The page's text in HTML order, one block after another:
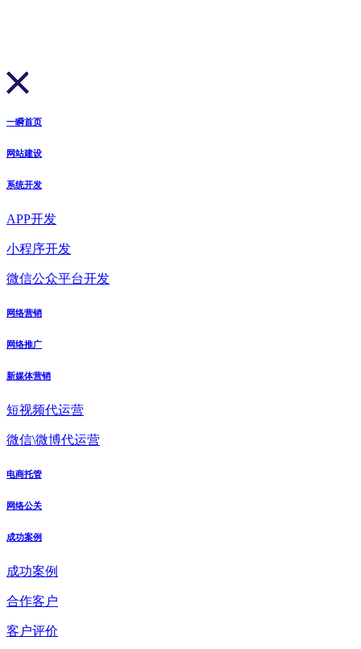
一瞬首页
网站建设
系统开发
APP开发
小程序开发
微信公众平台开发
网络营销
网络推广
新媒体营销
短视频代运营
微信\微博代运营
电商托管
网络公关
成功案例
成功案例
合作客户
客户评价